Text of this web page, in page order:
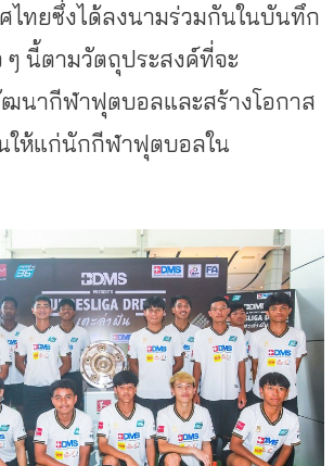
ไทยซึ่งได้ลงนามร่วมกันในบันทึก
ๆ นี้ตามวัตถุประสงค์ที่จะ
นากีฬาฟุตบอลและสร้างโอกาส
ให้แก่นักกีฬาฟุตบอลใน